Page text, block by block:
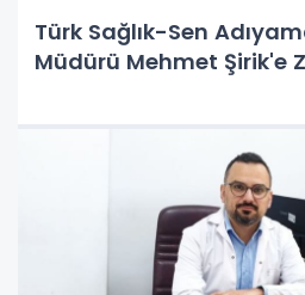
Türk Sağlık-Sen
Müdürü Mehmet Şirik'e